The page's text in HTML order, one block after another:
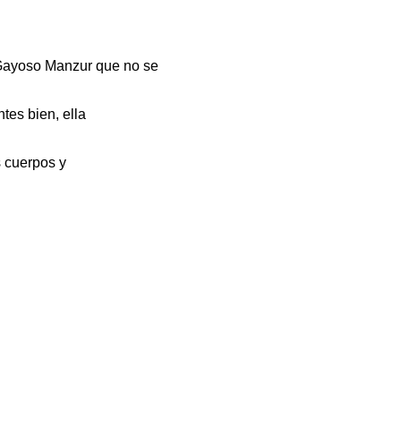
Manzur que no se
bien, ella
cuerpos y